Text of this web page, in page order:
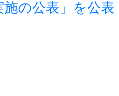
の公表」を公表